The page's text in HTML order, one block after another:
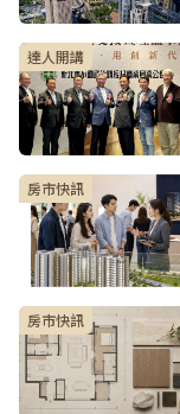
達人開講
房市快訊
房市快訊